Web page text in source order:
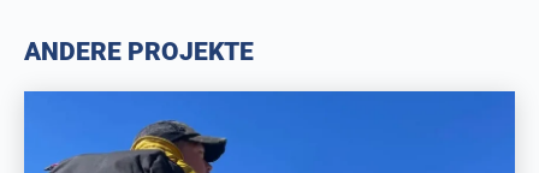
ANDERE PROJEKTE